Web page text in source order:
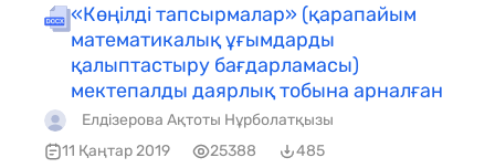
«Көңілді тапсырмалар» (қарапайым
математикалық ұғымдарды
қалыптастыру бағдарламасы)
мектепалды даярлық тобына арналған
Елдізерова Ақтоты Нұрболатқызы
11 Қаңтар 2019
25388
485